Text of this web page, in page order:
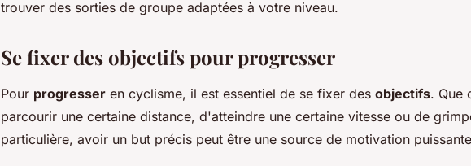
trouver des sorties de groupe adaptées à votre niveau.
Se fixer des objectifs pour progresser
Pour progresser en cyclisme, il est essentiel de se fixer des objectifs. Que
parcourir une certaine distance, d'atteindre une certaine vitesse ou de
particulière, avoir un but précis peut être une source de motivation